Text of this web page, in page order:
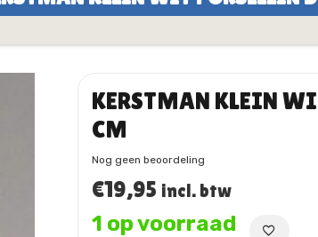
KERSTMAN KLEIN
CM
Nog geen beoordeling
€19,95 incl. btw
1 op voorraad